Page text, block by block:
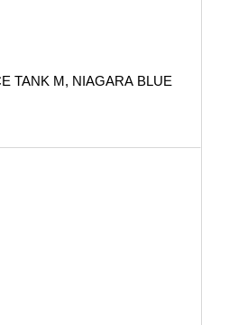
TANK M, NIAGARA BLUE